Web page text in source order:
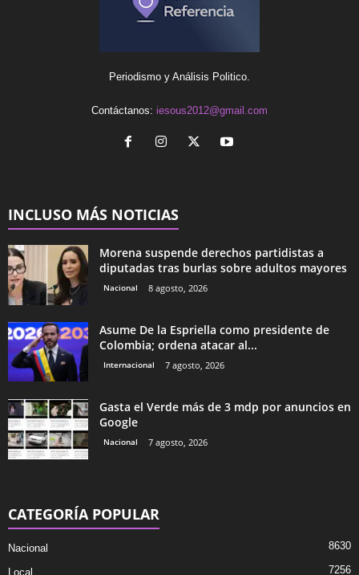
Periodismo y Análisis Politico.
Contáctanos: iesous2012@gmail.com
INCLUSO MÁS NOTICIAS
Morena suspende derechos partidistas a
diputadas tras burlas sobre adultos mayores
Nacional 8 agosto, 2026
Asume De la Espriella como presidente de
Colombia; ordena atacar al...
Internacional 7 agosto, 2026
Gasta el Verde más de 3 mdp por anuncios en
Google
Nacional 7 agosto, 2026
CATEGORÍA POPULAR
Nacional 8630
Local 7256